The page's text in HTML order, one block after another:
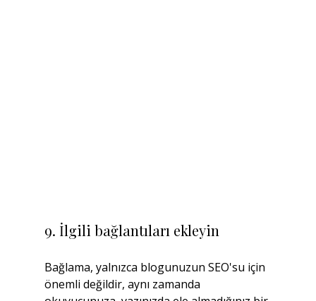
9. İlgili bağlantıları ekleyin
Bağlama, yalnızca blogunuzun SEO'su için
önemli değildir, aynı zamanda